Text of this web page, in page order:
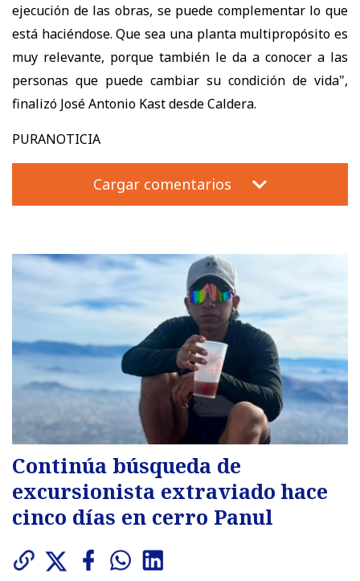
ejecución de las obras, se puede complementar lo que
está haciéndose. Que sea una planta multipropósito es
muy relevante, porque también le da a conocer a las
personas que puede cambiar su condición de vida",
finalizó José Antonio Kast desde Caldera.
PURANOTICIA
Cargar comentarios
Continúa búsqueda de
excursionista extraviado hace
cinco días en cerro Panul